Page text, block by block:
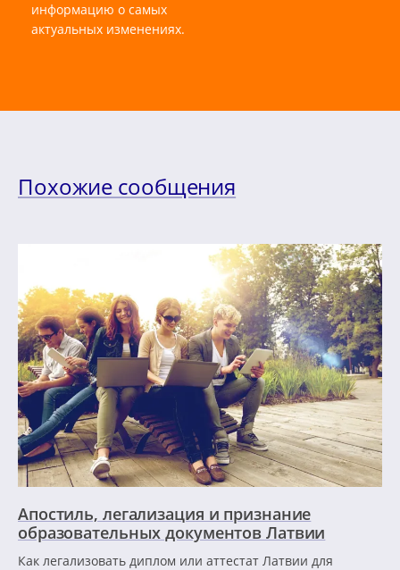
информацию о самых
актуальных изменениях.
Похожие сообщения
Апостиль, легализация и признание
образовательных документов Латвии
Как легализовать диплом или аттестат Латвии для